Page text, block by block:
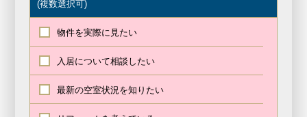
(複数選択可)
物件を実際に見たい
入居について相談したい
最新の空室状況を知りたい